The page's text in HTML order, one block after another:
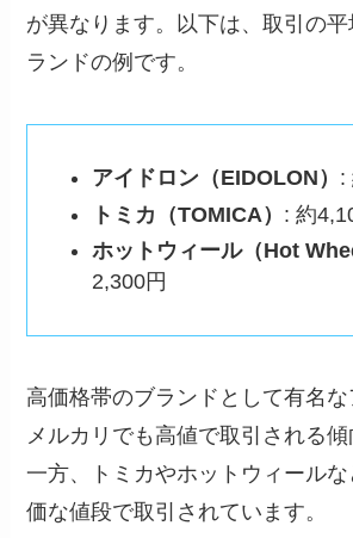
が異なります。以下は、取引の
ランドの例です。
アイドロン（EIDOLON） :
トミカ（TOMICA） : 約
ホットウィール（Hot
2,300円
高価格帯のブランドとして有名な
メルカリでも高値で取引される傾
一方、トミカやホットウィール
価な値段で取引されています。